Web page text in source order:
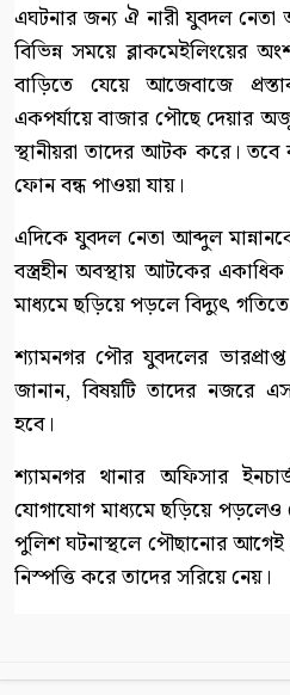
এঘটনার জন্য ঐ নারী যুবদল নেতা
বিভিন্ন সময়ে ব্লাকমেইলিংয়ের
বাড়িতে যেয়ে আজেবাজে
একপর্যায়ে বাজার পৌছে দেয়ার
স্থানীয়রা তাদের আটক করে। তবে
ফোন বন্ধ পাওয়া যায়।
এদিকে যুবদল নেতা আব্দুল
বস্ত্রহীন অবস্থায় আটকের
মাধ্যমে ছড়িয়ে পড়লে বিদ্যুৎ
শ্যামনগর পৌর যুবদলের
জানান, বিষয়টি তাদের নজরে
হবে।
শ্যামনগর থানার অফিসার
যোগাযোগ মাধ্যমে ছড়িয়ে
পুলিশ ঘটনাস্থলে পৌছানোর আগেই
নিস্পত্তি করে তাদের সরিয়ে নেয়।